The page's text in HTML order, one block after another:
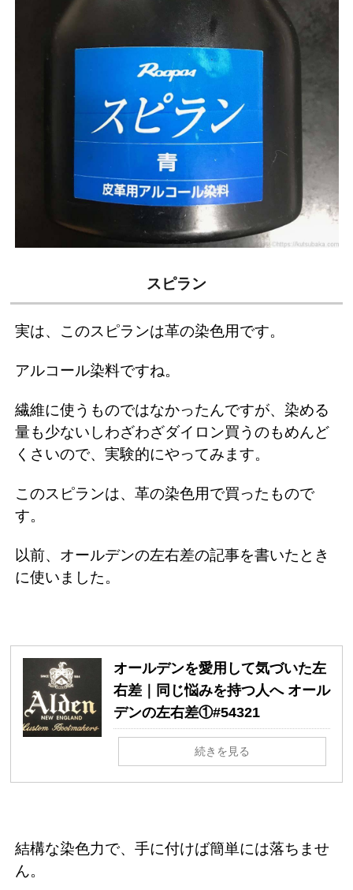
スピラン
実は、このスピランは革の染色用です。
アルコール染料ですね。
繊維に使うものではなかったんですが、染める
量も少ないしわざわざダイロン買うのもめんど
くさいので、実験的にやってみます。
このスピランは、革の染色用で買ったもので
す。
以前、オールデンの左右差の記事を書いたとき
に使いました。
オールデンを愛用して気づいた左
右差｜同じ悩みを持つ人へ オール
デンの左右差①#54321
続きを見る
結構な染色力で、手に付けば簡単には落ちませ
ん。